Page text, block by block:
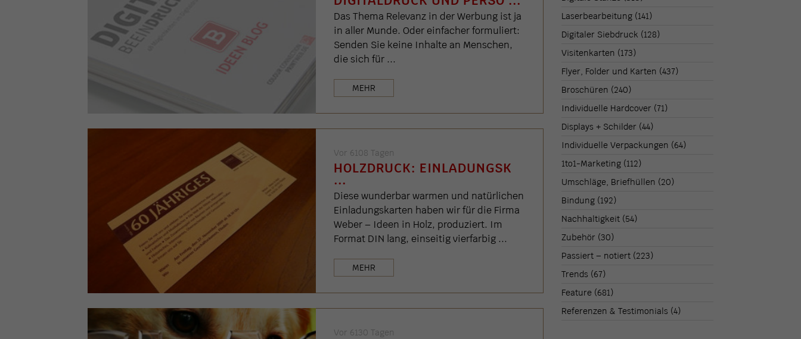
Das Thema Relevanz in der Werbung ist ja
in aller Munde. Oder einfacher formuliert:
Senden Sie keine Inhalte an Menschen,
die sich für ...
MEHR
Vor 6108 Tagen
HOLZDRUCK: EINLADUNGSK
...
Diese wunderbar warmen und natürlichen
Einladungskarten haben wir für die Firma
Weber – Ideen in Holz, produziert. Im
Format DIN lang, einseitig vierfarbig ...
MEHR
Vor 6130 Tagen
Laserbearbeitung (141)
Digitaler Siebdruck (128)
Visitenkarten (173)
Flyer, Folder und Karten (437)
Broschüren (240)
Individuelle Hardcover (71)
Displays + Schilder (44)
Individuelle Verpackungen (64)
1to1-Marketing (112)
Umschläge, Briefhüllen (20)
Bindung (192)
Nachhaltigkeit (54)
Zubehör (30)
Passiert – notiert (223)
Trends (67)
Feature (681)
Referenzen & Testimonials (4)